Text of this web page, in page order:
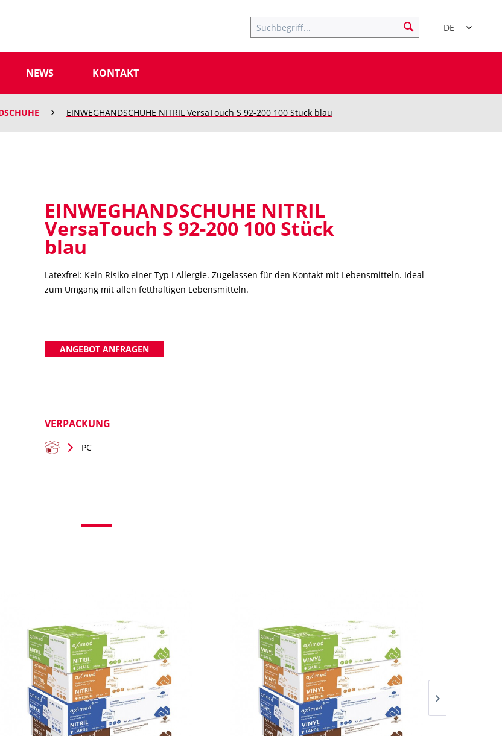
DE
NEWS KONTAKT
EINWEGHANDSCHUHE NITRIL VersaTouch S 92-200 100 Stück blau
EINWEGHANDSCHUHE NITRIL
VersaTouch S 92-200 100 Stück
blau
Latexfrei: Kein Risiko einer Typ I Allergie. Zugelassen für den Kontakt mit Lebensmitteln. Ideal
zum Umgang mit allen fetthaltigen Lebensmitteln.
ANGEBOT ANFRAGEN
VERPACKUNG
PC